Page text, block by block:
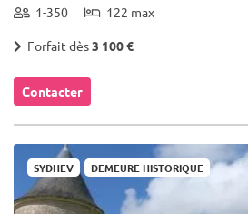
1-350 122 max
Forfait dès3 100 €
Contacter
SYDHEV DEMEURE HISTORIQUE